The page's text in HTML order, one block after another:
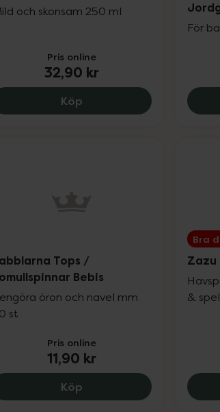
och skonsam 250 ml
Pris online
32,90 kr
Köp Babblarna Shower Gel,
För
Tops /
Bebis
öron och navel mm
st
Pris online
11,90 kr
Köp Babblarna Tops /
Bra
Zazu
&